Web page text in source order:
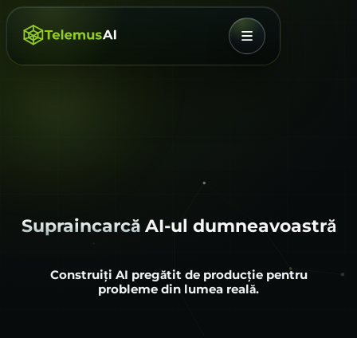
MENIU
Supraincarcă AI-ul dumneavoastră
Construiți AI pregătit de producție pentru
probleme din lumea reală.